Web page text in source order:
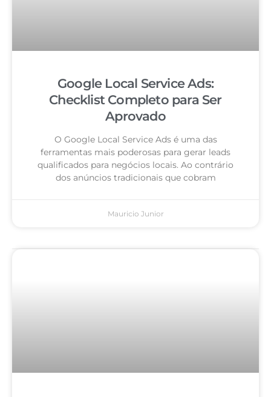
Google Local Service Ads:
Checklist Completo para Ser
Aprovado
O Google Local Service Ads é uma das
ferramentas mais poderosas para gerar leads
qualificados para negócios locais. Ao contrário
dos anúncios tradicionais que cobram
Mauricio Junior